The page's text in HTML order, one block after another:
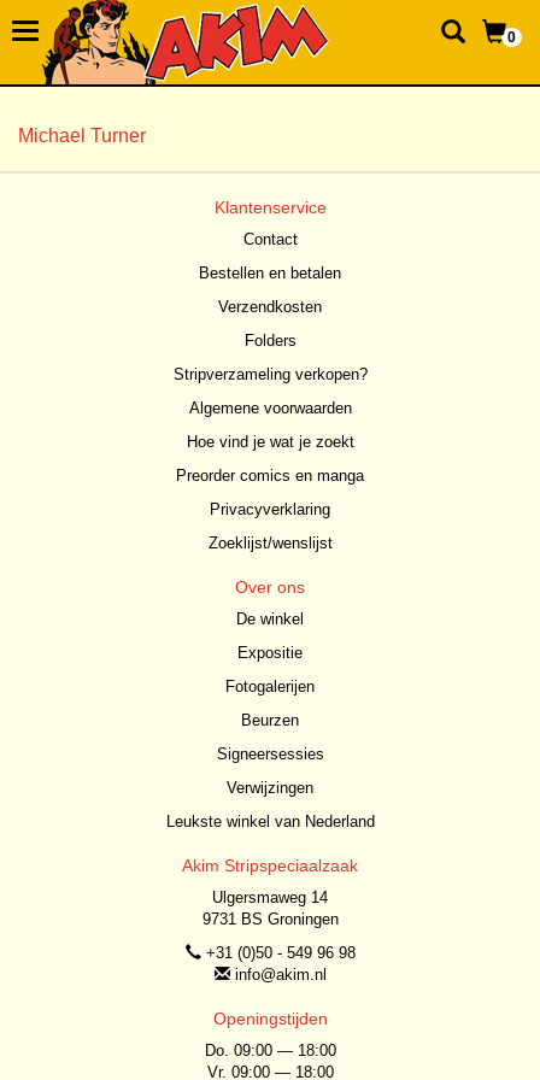
0
Michael Turner
Klantenservice
Contact
Bestellen en betalen
Verzendkosten
Folders
Stripverzameling verkopen?
Algemene voorwaarden
Hoe vind je wat je zoekt
Preorder comics en manga
Privacyverklaring
Zoeklijst/wenslijst
Over ons
De winkel
Expositie
Fotogalerijen
Beurzen
Signeersessies
Verwijzingen
Leukste winkel van Nederland
Akim Stripspeciaalzaak
Ulgersmaweg 14
9731 BS Groningen
+31 (0)50 - 549 96 98
info@akim.nl
Openingstijden
Do. 09:00 — 18:00
Vr. 09:00 — 18:00